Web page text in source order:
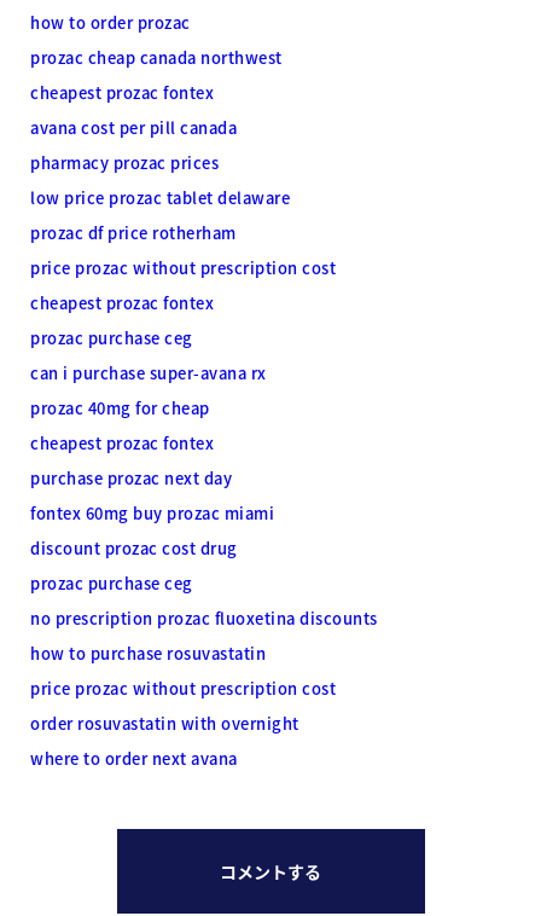
how to order prozac
prozac cheap canada northwest
cheapest prozac fontex
avana cost per pill canada
pharmacy prozac prices
low price prozac tablet delaware
prozac df price rotherham
price prozac without prescription cost
cheapest prozac fontex
prozac purchase ceg
can i purchase super-avana rx
prozac 40mg for cheap
cheapest prozac fontex
purchase prozac next day
fontex 60mg buy prozac miami
discount prozac cost drug
prozac purchase ceg
no prescription prozac fluoxetina discounts
how to purchase rosuvastatin
price prozac without prescription cost
order rosuvastatin with overnight
where to order next avana
コメントする